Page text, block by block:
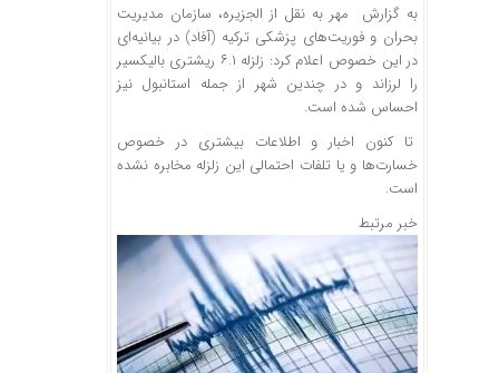
به گزارش مهر به نقل از الجزیره، سازمان مدیریت
بحران و فوریت‌های پزشکی ترکیه (آفاد) در بیانیه‌ای
در این خصوص اعلام کرد: زلزله ۶.۱ ریشتری بالیکسیر
را لرزاند و در چندین شهر از جمله استانبول نیز
احساس شده است.
تا کنون اخبار و اطلاعات بیشتری در خصوص
خسارت‌ها و یا تلفات احتمالی این زلزله مخابره نشده
است.
خبر مرتبط